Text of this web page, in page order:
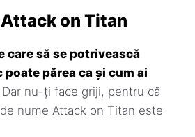
on Titan
care să se potrivească
părea ca și cum ai
Dar nu-ți face griji, pentru că
nume Attack on Titan este